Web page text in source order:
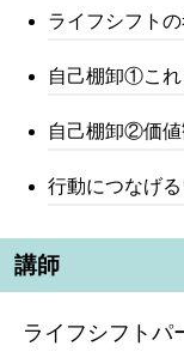
ライフシフト
自己棚卸①これ
自己棚卸②価値
行動につなげ
講師
ライフシフトパ